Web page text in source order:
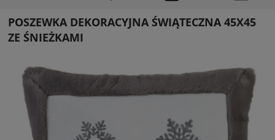
POSZEWKA DEKORACYJNA ŚWIĄTECZNA 45X45
ZE ŚNIEŻKAMI